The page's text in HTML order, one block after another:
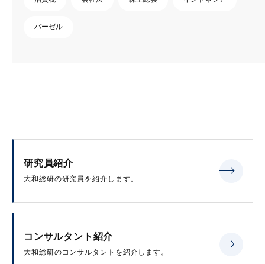
バーゼル
研究員紹介
大和総研の研究員を紹介します。
コンサルタント紹介
大和総研のコンサルタントを紹介します。